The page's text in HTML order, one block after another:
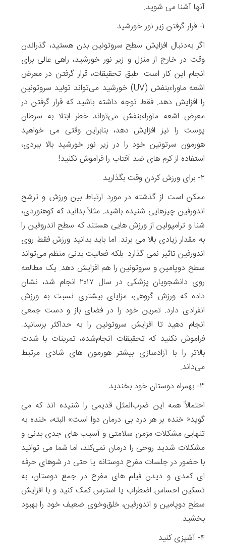
آنها آشنا می شوید.
۱- قرار گرفتن زیر نور خورشید
اگر به‌دنبال افزایش سطح سروتونین بدن هستید، گذراندن
وقت در خارج از منزل و زیر نور خورشید، راهی عالی برای
انجام این کار است. طبق تحقیقات، قرار گرفتن در معرض
اشعه ماوراء‌بنفش (UV) خورشید می‌تواند تولید سروتونین
را افزایش دهد. فقط توجه داشته باشید که قرار گرفتن در
معرض اشعه ماوراء‌بنفش می‌تواند خطر ابتلا به سرطان
پوست را نیز افزایش دهد، بنابراین وقتی می خواهید
هورمون سرتونین خود را در زیر نور خورشید بالا ببردی،
استفاده از کرم های ضد آفتاب را فراموش نکنید!
۲- برای ورزش کردن وقت بگذارید
ممکن است از گذشته در مورد ارتباط بین ورزش و ترشح
اندورفین چیزهایی شنیده باشید. مثلاً بدانید که کوهنوردی،
شنا و ترامپولین از ورزش هایی هستند که سطح اندروفین را
به مقدار زیادی بالا می برند. اما باید بدانید ورزش فقط روی
اندورفین تاثیر نمی گذارد. بلکه فعالیت بدنی منظم می‌تواند
سطح دوپامین و سروتونین را هم افزایش دهد. یک مطالعه
روی دانشجویان پزشکی در سال ۲۰۱۷ انجام شد، نشان
داده که ورزش گروهی، مزایای بیشتری نسبت به ورزش
انفرادی دارد. تمرین خود را در فضای باز و دست جمعی
انجام دهید تا افزایش سروتونین را به حداکثر برسانید.
فراموش نکنید که تحقیقات انجام‌شده، تمرینات با شدت
بالاتر را با آزادسازی بیشتر هورمون های شادی مرتبط
می‌داند.
۳- بهمراه دوستان خود بخندید
احتمالاً همه این ضرب‌المثل قدیمی را شنیده اند که می
گوید« خنده بر هر درد بی درمان دوا است» البته، خنده به
تنهایی مشکلات مزمن سلامتی و آسیب های جدی بدنی و
مشکلات شدید روحی را درمان نمی‌کند، اما شما می توانید
با حضور در جلسات مفرح دوستانه یا حتی در شوهای حرفه
ای کمدی و دیدن فیلم های مفرح در جمع دوستان، به
تسکین احساس اضطراب یا استرس کمک کنید و با افزایش
سطح دوپامین و اندورفین، خلق‌و‌خوی ضعیف خود را بهبود
بخشید.
۴- آشپزی کنید